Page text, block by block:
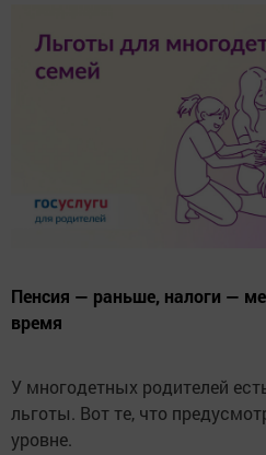
Пенсия — раньше, налоги —
время
У многодетных родителей
льготы. Вот те, что
уровне.